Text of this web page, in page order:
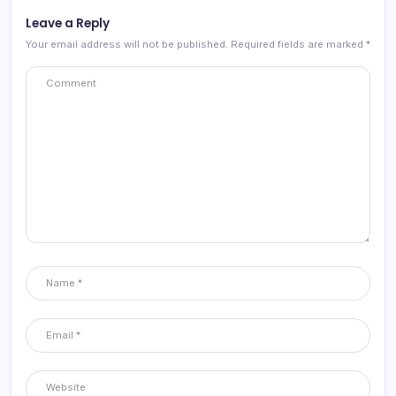
Leave a Reply
Your email address will not be published. Required fields are marked *